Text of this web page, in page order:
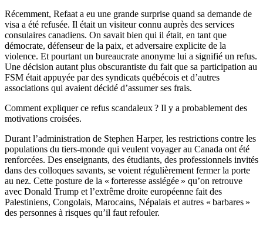
Récemment, Refaat a eu une grande surprise quand sa demande de
visa a été refusée. Il était un visiteur connu auprès des services
consulaires canadiens. On savait bien qui il était, en tant que
démocrate, défenseur de la paix, et adversaire explicite de la
violence. Et pourtant un bureaucrate anonyme lui a signifié un refus.
Une décision autant plus obscurantiste du fait que sa participation au
FSM était appuyée par des syndicats québécois et d’autres
associations qui avaient décidé d’assumer ses frais.
Comment expliquer ce refus scandaleux ? Il y a probablement des
motivations croisées.
Durant l’administration de Stephen Harper, les restrictions contre les
populations du tiers-monde qui veulent voyager au Canada ont été
renforcées. Des enseignants, des étudiants, des professionnels invités
dans des colloques savants, se voient régulièrement fermer la porte
au nez. Cette posture de la « forteresse assiégée » qu’on retrouve
avec Donald Trump et l’extrême droite européenne fait des
Palestiniens, Congolais, Marocains, Népalais et autres « barbares »
des personnes à risques qu’il faut refouler.